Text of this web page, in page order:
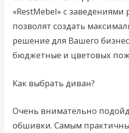
«RestMebel» с заведениями
позволят создать
решение для Вашего
бюджетные и цветовых
Как выбрать диван?
Очень внимательно
обшивки. Самым